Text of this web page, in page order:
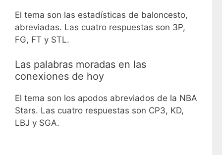
El tema son las estadísticas de baloncesto,
abreviadas. Las cuatro respuestas son 3P,
FG, FT y STL.
Las palabras moradas en las
conexiones de hoy
El tema son los apodos abreviados de la NBA
Stars. Las cuatro respuestas son CP3, KD,
LBJ y SGA.